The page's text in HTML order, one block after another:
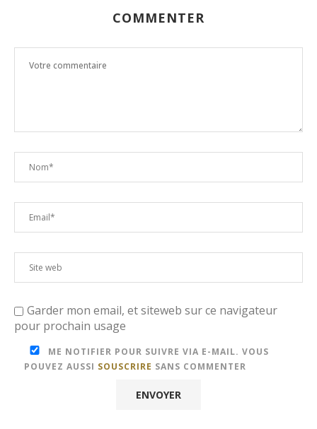
COMMENTER
Garder mon email, et siteweb sur ce navigateur
pour prochain usage
ME NOTIFIER POUR SUIVRE VIA E-MAIL. VOUS
POUVEZ AUSSI SOUSCRIRE SANS COMMENTER